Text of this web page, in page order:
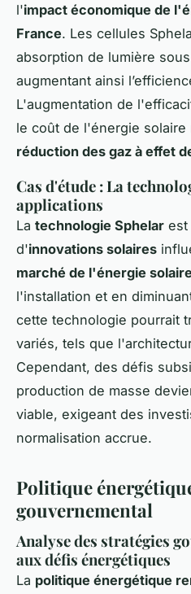
l'impact économique de
France. Les cellules
absorption de lumière
augmentant ainsi
L'augmentation de
le coût de l'énergie solaire
réduction des gaz à effet
Cas d'étude : La
applications
La technologie Sphelar est
d'innovations solaires
marché de l'énergie solaire
l'installation et en
cette technologie pourrait
variés, tels que
Cependant, des défis
production de masse
viable, exigeant des
normalisation accrue.
Politique
gouvernemental
Analyse des stratégies
aux défis énergétiques
La politique énergétique